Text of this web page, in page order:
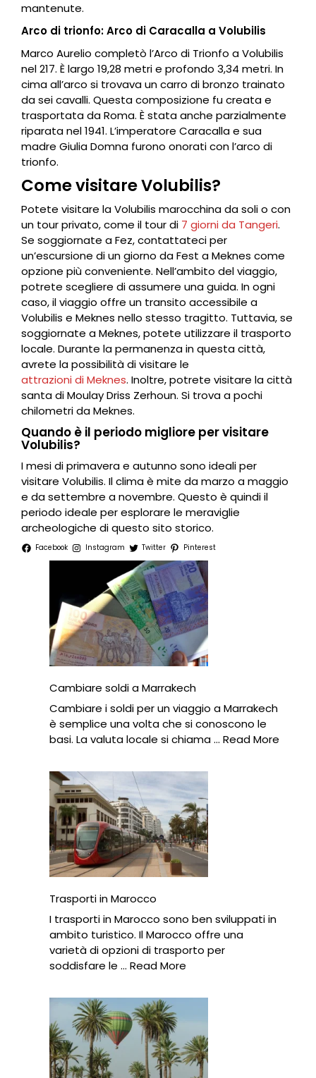
mantenute.
Arco di trionfo: Arco di Caracalla a Volubilis
Marco Aurelio completò l’Arco di Trionfo a Volubilis
nel 217. È largo 19,28 metri e profondo 3,34 metri. In
cima all’arco si trovava un carro di bronzo trainato
da sei cavalli. Questa composizione fu creata e
trasportata da Roma. È stata anche parzialmente
riparata nel 1941. L’imperatore Caracalla e sua
madre Giulia Domna furono onorati con l’arco di
trionfo.
Come visitare Volubilis?
Potete visitare la Volubilis marocchina da soli o con
un tour privato, come il tour di 7 giorni da Tangeri.
Se soggiornate a Fez, contattateci per
un’escursione di un giorno da Fest a Meknes come
opzione più conveniente. Nell’ambito del viaggio,
potrete scegliere di assumere una guida. In ogni
caso, il viaggio offre un transito accessibile a
Volubilis e Meknes nello stesso tragitto. Tuttavia, se
soggiornate a Meknes, potete utilizzare il trasporto
locale. Durante la permanenza in questa città,
avrete la possibilità di visitare le
attrazioni di Meknes. Inoltre, potrete visitare la città
santa di Moulay Driss Zerhoun. Si trova a pochi
chilometri da Meknes.
Quando è il periodo migliore per visitare
Volubilis?
I mesi di primavera e autunno sono ideali per
visitare Volubilis. Il clima è mite da marzo a maggio
e da settembre a novembre. Questo è quindi il
periodo ideale per esplorare le meraviglie
archeologiche di questo sito storico.
Facebook Instagram Twitter Pinterest
Cambiare soldi a Marrakech
Cambiare i soldi per un viaggio a Marrakech
è semplice una volta che si conoscono le
basi. La valuta locale si chiama … Read More
Trasporti in Marocco
I trasporti in Marocco sono ben sviluppati in
ambito turistico. Il Marocco offre una
varietà di opzioni di trasporto per
soddisfare le … Read More